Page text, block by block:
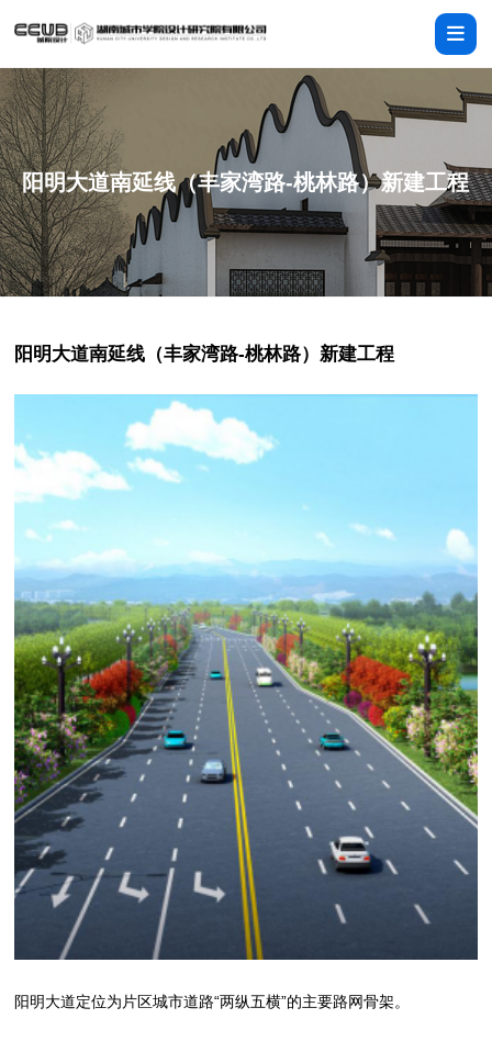
阳明大道南延线（丰家湾路-桃林路）新建工程
阳明大道南延线（丰家湾路-桃林路）新建工程
阳明大道定位为片区城市道路“两纵五横”的主要路网骨架。